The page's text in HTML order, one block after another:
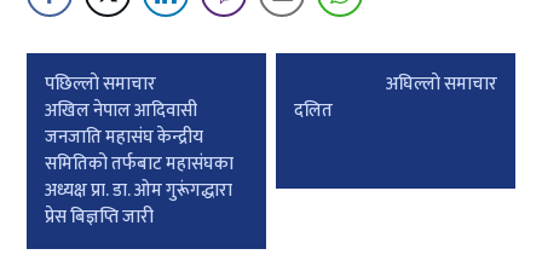
Post
navigation
पछिल्लाे समाचार
अखिल नेपाल आदिवासी
जनजाति महासंघ केन्द्रीय
समितिको तर्फबाट महासंघका
अध्यक्ष प्रा. डा. ओम गुरूंगद्धारा
प्रेस बिज्ञप्ति जारी
अघिल्लाे समाचार
दलित